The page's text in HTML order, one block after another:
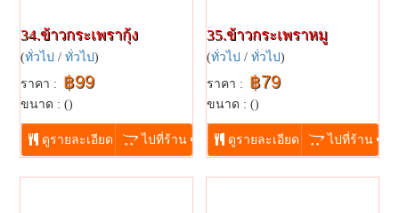
34.ข้าวกระเพรากุ้ง
(ทั่วไป / ทั่วไป)
ราคา : ฿99
ขนาด : ()
...
ดูรายละเอียด ไปที่ร้าน
35.ข้าวกระเพราหมู
(ทั่วไป / ทั่วไป)
ราคา : ฿79
ขนาด : ()
...
ดูรายละเอียด ไปที่ร้าน